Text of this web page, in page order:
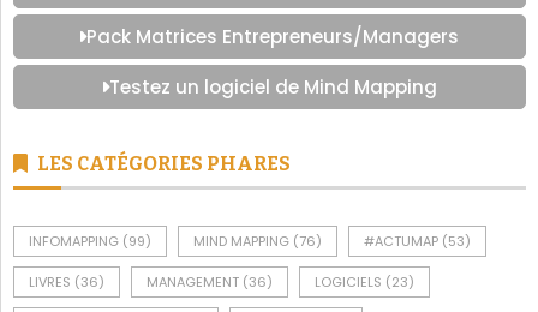
Pack Matrices Entrepreneurs/Managers
Testez un logiciel de Mind Mapping
LES CATÉGORIES PHARES
INFOMAPPING (99) MIND MAPPING (76) #ACTUMAP (53)
LIVRES (36) MANAGEMENT (36) LOGICIELS (23)